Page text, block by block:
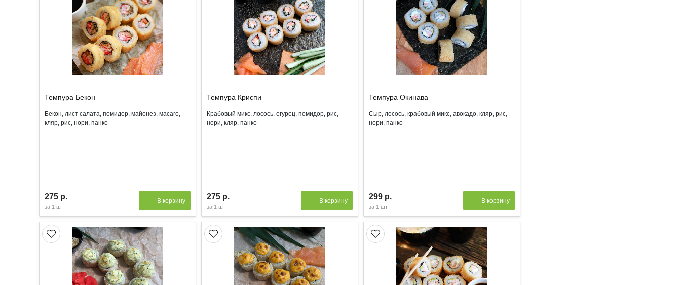
Темпура Бекон
Бекон, лист салата, помидор, майонез, масаго,
кляр, рис, нори, панко
275 р.
за 1 шт
В корзину
Темпура Криспи
Крабовый микс, лосось, огурец, помидор, рис,
нори, кляр, панко
275 р.
за 1 шт
В корзину
Темпура Окинава
Сыр, лосось, крабовый микс, авокадо, кляр, рис,
нори, панко
299 р.
за 1 шт
В корзину